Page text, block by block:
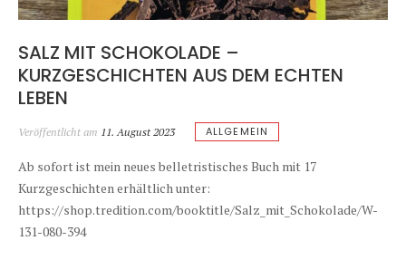
SALZ MIT SCHOKOLADE –
KURZGESCHICHTEN AUS DEM ECHTEN
LEBEN
Veröffentlicht am 11. August 2023 ALLGEMEIN
Ab sofort ist mein neues belletristisches Buch mit 17
Kurzgeschichten erhältlich unter:
https://shop.tredition.com/booktitle/Salz_mit_Schokolade/W-
131-080-394